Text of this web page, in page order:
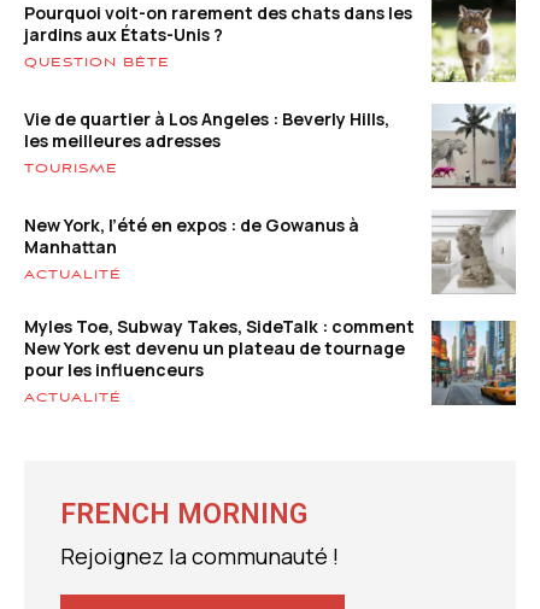
Pourquoi voit-on rarement des chats dans les
jardins aux États-Unis ?
QUESTION BÊTE
Vie de quartier à Los Angeles : Beverly Hills,
les meilleures adresses
TOURISME
New York, l’été en expos : de Gowanus à
Manhattan
ACTUALITÉ
Myles Toe, Subway Takes, SideTalk : comment
New York est devenu un plateau de tournage
pour les influenceurs
ACTUALITÉ
FRENCH MORNING
Rejoignez la communauté !